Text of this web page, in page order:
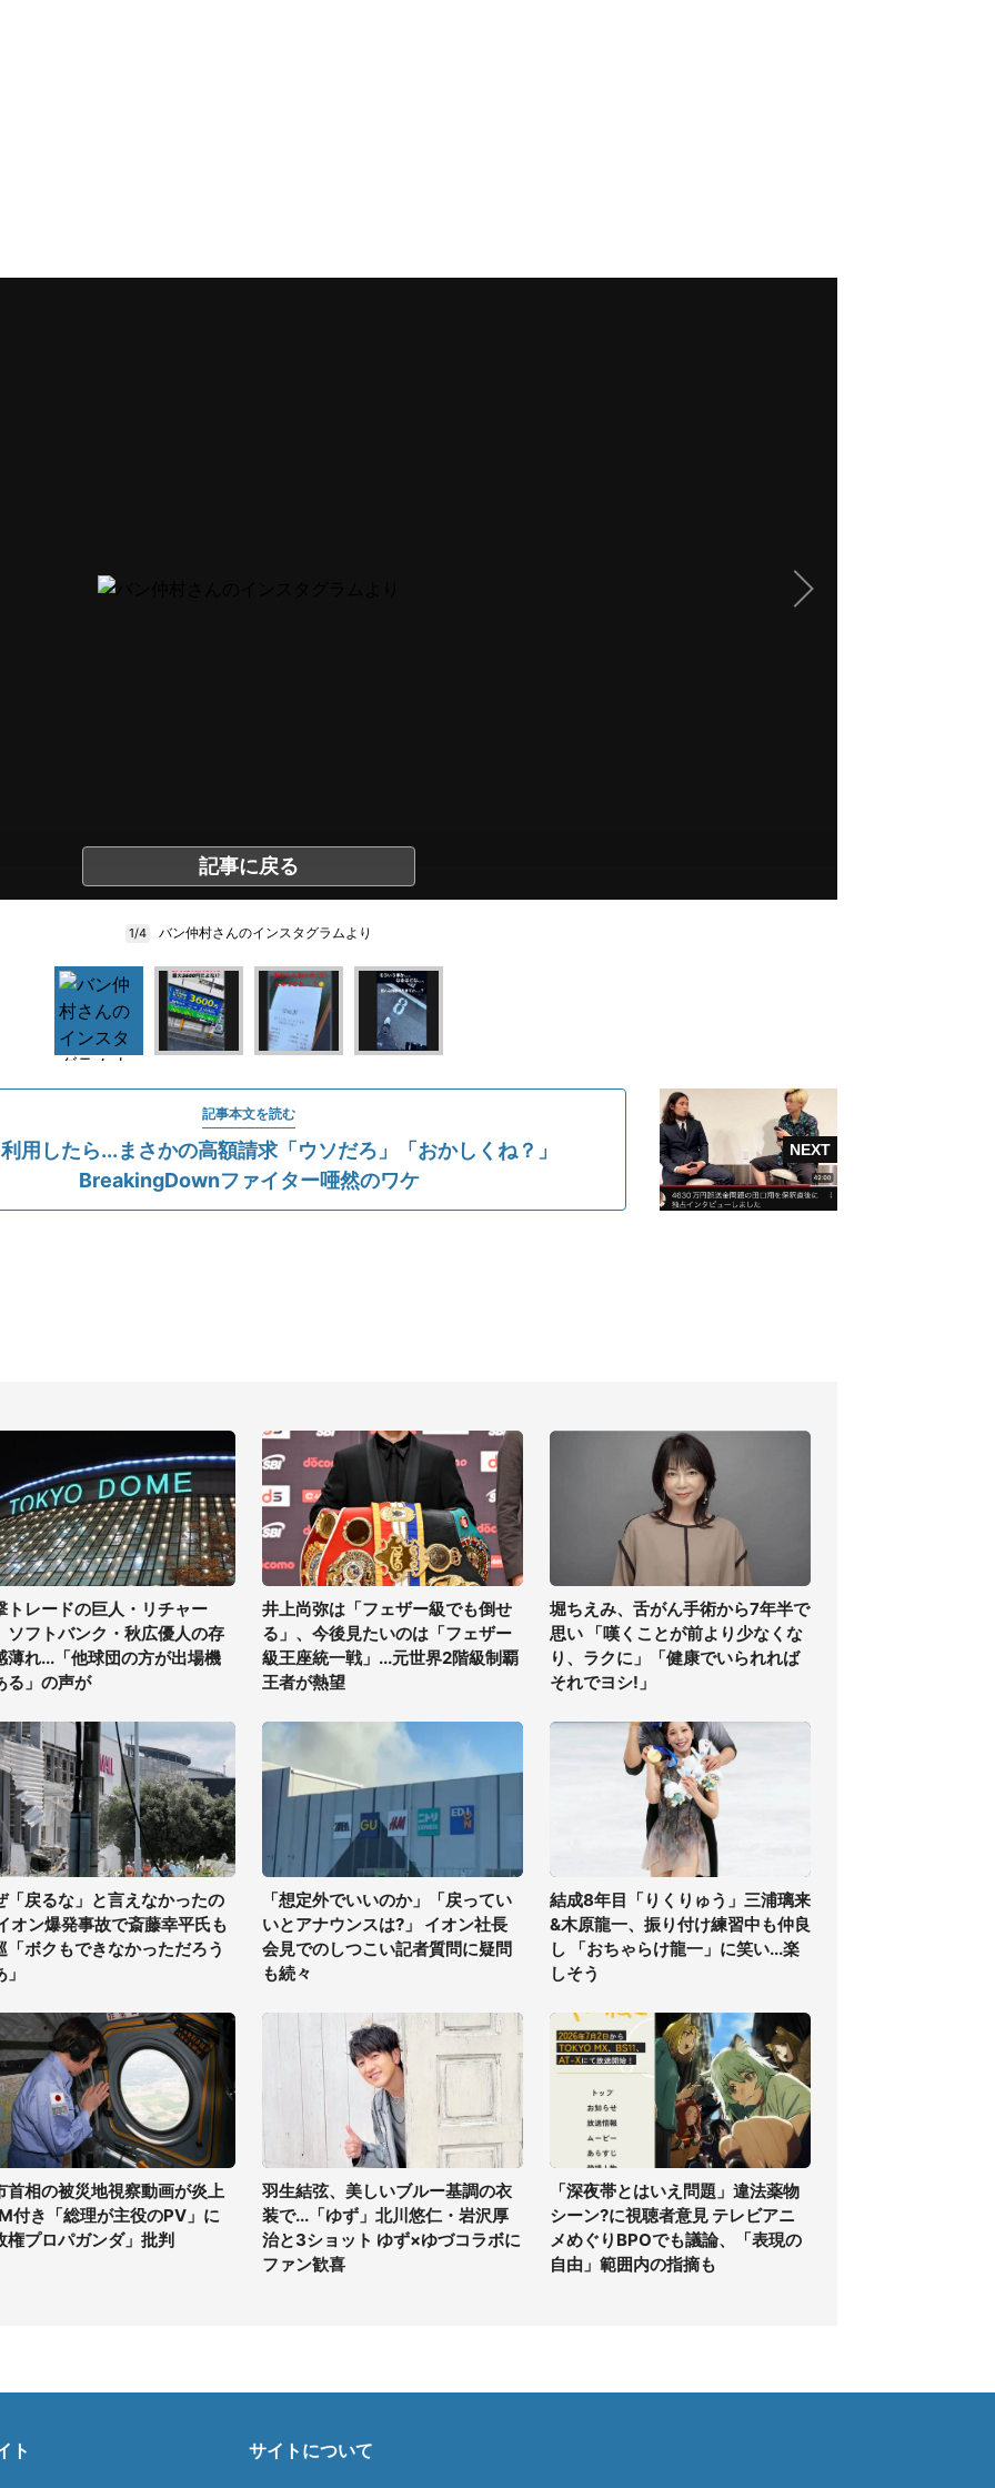
記事に戻る
1/4 バン仲村さんのインスタグラムより
記事本文を読む
用したら...まさかの高額請求「ウソだろ」「おかしくね？」
BreakingDownファイター唖然のワケ
トレードの巨人・リチャー
ソフトバンク・秋広優人の存
薄れ...「他球団の方が出場機
る」の声が
井上尚弥は「フェザー級でも倒せ
る」、今後見たいのは「フェザー
級王座統一戦」...元世界2階級制覇
王者が熱望
堀ちえみ、舌がん手術から7年半で
思い 「嘆くことが前より少なくな
り、ラクに」「健康でいられれば
それでヨシ!」
「戻るな」と言えなかったの
オン爆発事故で斎藤幸平氏も
「ボクもできなかっただろう
「想定外でいいのか」「戻ってい
いとアナウンスは?」 イオン社長
会見でのしつこい記者質問に疑問
も続々
結成8年目「りくりゅう」三浦璃来
&木原龍一、振り付け練習中も仲良
し 「おちゃらけ龍一」に笑い...楽
しそう
首相の被災地視察動画が炎上
付き「総理が主役のPV」に
権プロパガンダ」批判
羽生結弦、美しいブルー基調の衣
装で...「ゆず」北川悠仁・岩沢厚
治と3ショット ゆず×ゆづコラボに
ファン歓喜
「深夜帯とはいえ問題」違法薬物
シーン?に視聴者意見 テレビアニ
メめぐりBPOでも議論、「表現の
自由」範囲内の指摘も
ト サイトについて